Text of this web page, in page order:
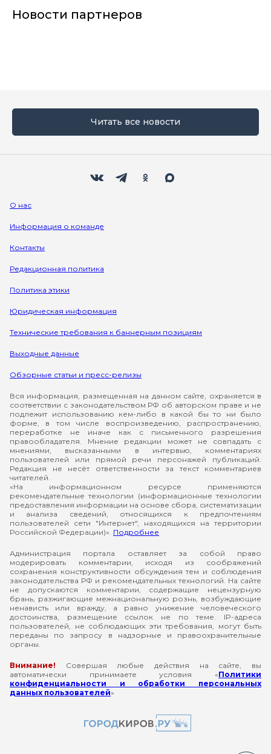
Новости партнеров
Читать все новости
О нас
Информация о команде
Контакты
Редакционная политика
Политика этики
Юридическая информация
Технические требования к баннерным позициям
Выходные данные
Обзорные статьи и пресс-релизы
Вся информация, размещенная на данном сайте, охраняется в
соответствии с законодательством РФ об авторском праве и не
подлежит использованию кем-либо в какой бы то ни было
форме, в том числе воспроизведению, распространению,
переработке не иначе как с письменного разрешения
правообладателя. Мнение редакции может не совпадать с
мнениями, высказанными в интервью, комментариях
пользователей или прямой речи персонажей публикаций.
Редакция не несёт ответственности за текст комментариев
читателей.
«На информационном ресурсе применяются
рекомендательные технологии (информационные технологии
предоставления информации на основе сбора, систематизации
и анализа сведений, относящихся к предпочтениям
пользователей сети "Интернет", находящихся на территории
Российской Федерации)». Подробнее
Администрация портала оставляет за собой право
модерировать комментарии, исходя из соображений
сохранения конструктивности обсуждения тем и соблюдения
законодательства РФ и рекомендательных технологий. На сайте
не допускаются комментарии, содержащие нецензурную
брань, разжигающие межнациональную рознь, возбуждающие
ненависть или вражду, а равно унижение человеческого
достоинства, размещение ссылок не по теме. IP-адреса
пользователей, не соблюдающих эти требования, могут быть
переданы по запросу в надзорные и правоохранительные
органы.
Внимание! Совершая любые действия на сайте, вы
автоматически принимаете условия «Политики
конфиденциальности и обработки персональных
данных пользователей»